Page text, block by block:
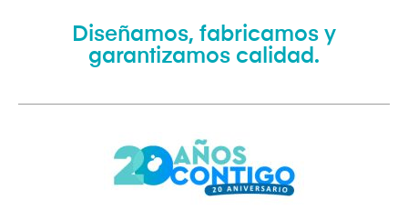
Diseñamos, fabricamos y
garantizamos calidad.